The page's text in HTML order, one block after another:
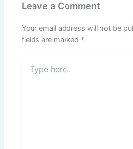
Leave a Comment
Your email address will not be
fields are marked *
here..